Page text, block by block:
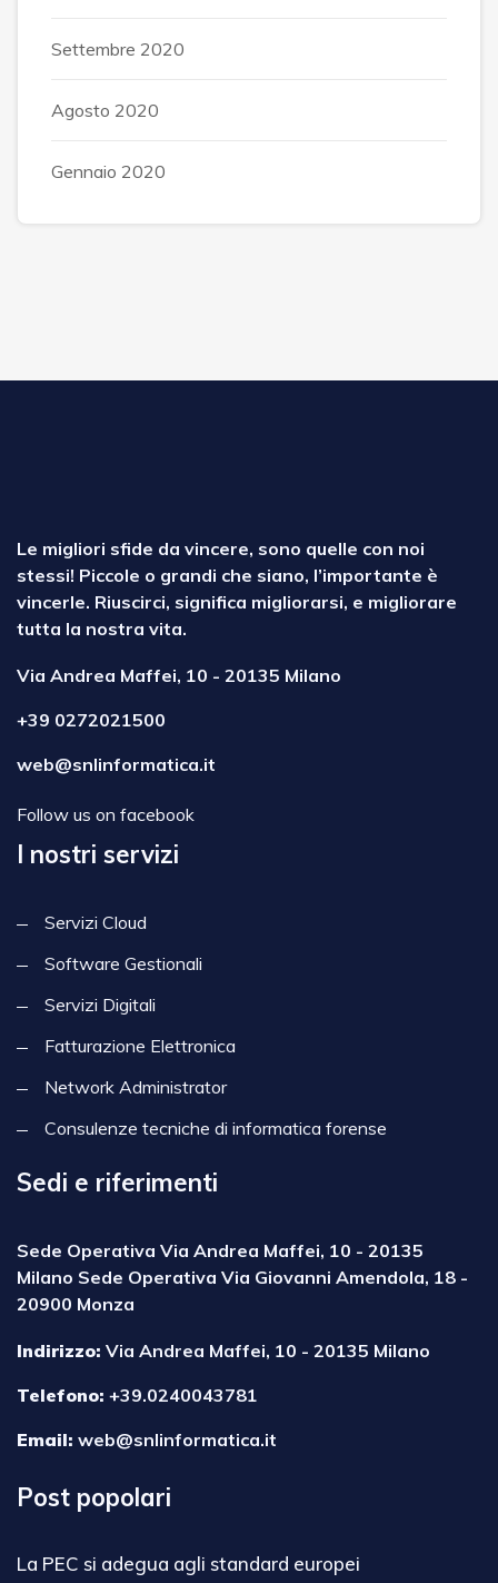
Settembre 2020
Agosto 2020
Gennaio 2020
Le migliori sfide da vincere, sono quelle con noi
stessi! Piccole o grandi che siano, l’importante è
vincerle. Riuscirci, significa migliorarsi, e migliorare
tutta la nostra vita.
Via Andrea Maffei, 10 - 20135 Milano
+39 0272021500
web@snlinformatica.it
Follow us on facebook
I nostri servizi
Servizi Cloud
Software Gestionali
Servizi Digitali
Fatturazione Elettronica
Network Administrator
Consulenze tecniche di informatica forense
Sedi e riferimenti
Sede Operativa Via Andrea Maffei, 10 - 20135
Milano Sede Operativa Via Giovanni Amendola, 18 -
20900 Monza
Indirizzo: Via Andrea Maffei, 10 - 20135 Milano
Telefono: +39.0240043781
Email: web@snlinformatica.it
Post popolari
La PEC si adegua agli standard europei